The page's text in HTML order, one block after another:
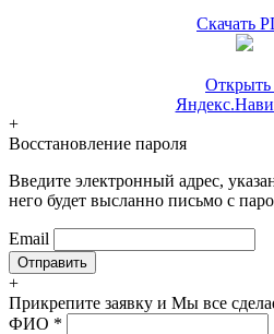
Скачать
Открыть
+
Восстановление пароля
Введите электронный адрес,
него будет высланно письмо с
Email
+
Прикрепите заявку и Мы все
ФИО *